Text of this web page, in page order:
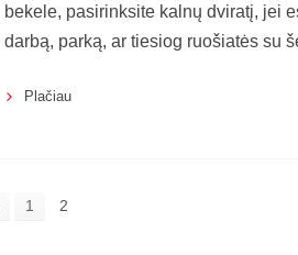
bekele, pasirinksite kalnų dviratį, jei
darbą, parką, ar tiesiog ruošiatės su
Plačiau
1 2